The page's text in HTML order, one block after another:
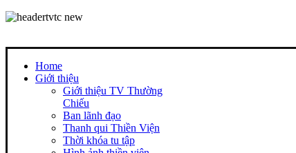
Home
Giới thiệu
Giới thiệu TV Thường
Chiếu
Ban lãnh đạo
Thanh qui Thiền Viện
Thời khóa tu tập